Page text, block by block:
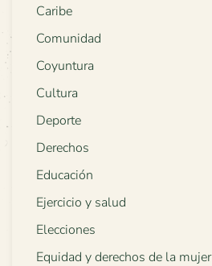
Caribe
Comunidad
Coyuntura
Cultura
Deporte
Derechos
Educación
Ejercicio y salud
Elecciones
Equidad y derechos de la mujer